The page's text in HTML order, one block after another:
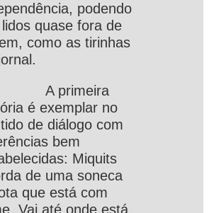
podendo
quase fora de
como as tirinhas
primeira
é exemplar no
de diálogo com
bem
Miquits
de uma soneca
que está com
Vai até onde está